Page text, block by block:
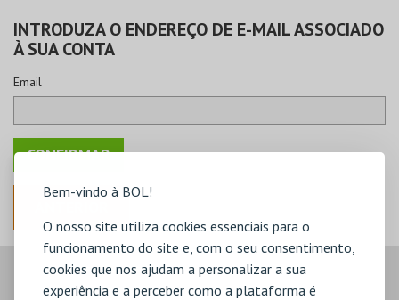
Bem-vindo à BOL!
O nosso site utiliza cookies essenciais para o
funcionamento do site e, com o seu consentimento,
cookies que nos ajudam a personalizar a sua
experiência e a perceber como a plataforma é
CARTÕES
PRODUTOS
INTRODUZA O ENDEREÇO DE E-MAIL ASSOCIADO
À SUA CONTA
Email